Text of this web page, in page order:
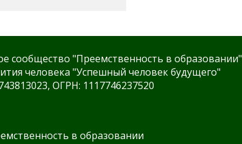
сообщество "Преемственность в образовании"
человека "Успешный человек будущего"
ОГРН: 1117746237520
в образовании